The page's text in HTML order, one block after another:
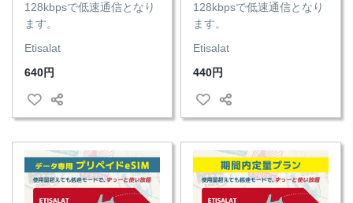
128kbpsで低速通信となり
ます。
Etisalat
640円
128kbpsで低速通信となり
ます。
Etisalat
440円